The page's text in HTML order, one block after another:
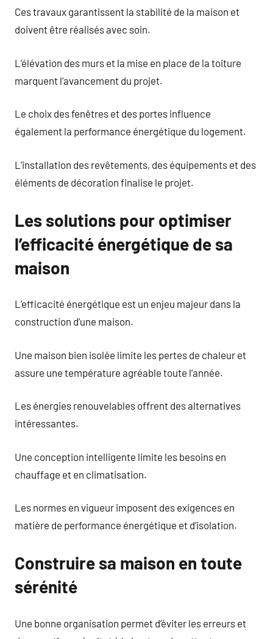
Ces travaux garantissent la stabilité de la maison et
doivent être réalisés avec soin.
L’élévation des murs et la mise en place de la toiture
marquent l’avancement du projet.
Le choix des fenêtres et des portes influence
également la performance énergétique du logement.
L’installation des revêtements, des équipements et des
éléments de décoration finalise le projet.
Les solutions pour optimiser
l’efficacité énergétique de sa
maison
L’efficacité énergétique est un enjeu majeur dans la
construction d’une maison.
Une maison bien isolée limite les pertes de chaleur et
assure une température agréable toute l’année.
Les énergies renouvelables offrent des alternatives
intéressantes.
Une conception intelligente limite les besoins en
chauffage et en climatisation.
Les normes en vigueur imposent des exigences en
matière de performance énergétique et d’isolation.
Construire sa maison en toute
sérénité
Une bonne organisation permet d’éviter les erreurs et